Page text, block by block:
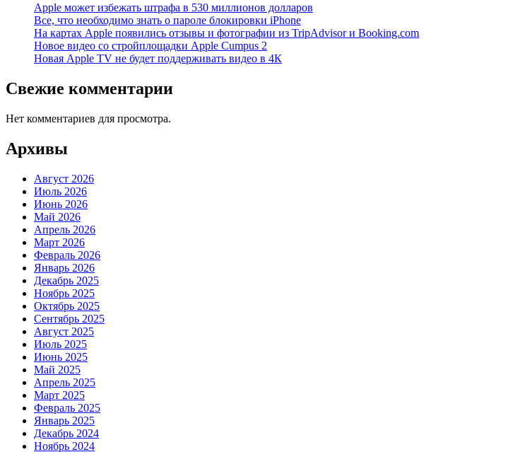
Apple может избежать штрафа в 530 миллионов долларов
Все, что необходимо знать о пароле блокировки iPhone
На картах Apple появились отзывы и фотографии из TripAdvisor и Booking.com
Новое видео со стройплощадки Apple Cumpus 2
Новая Apple TV не будет поддерживать видео в 4К
Свежие комментарии
Нет комментариев для просмотра.
Архивы
Август 2026
Июль 2026
Июнь 2026
Май 2026
Апрель 2026
Март 2026
Февраль 2026
Январь 2026
Декабрь 2025
Ноябрь 2025
Октябрь 2025
Сентябрь 2025
Август 2025
Июль 2025
Июнь 2025
Май 2025
Апрель 2025
Март 2025
Февраль 2025
Январь 2025
Декабрь 2024
Ноябрь 2024